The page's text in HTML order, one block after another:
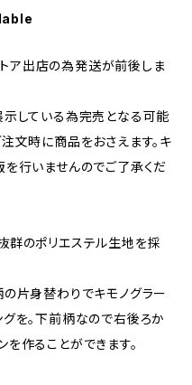
ア出店の為発送が前後しま
している為完売となる可能
文時に商品をおさえます。キ
行いませんのでご了承くだ
群のポリエステル生地を採
片身替わりでキモノグラー
を。下前柄なので右後ろか
作ることができます。